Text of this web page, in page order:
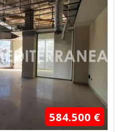
584.500 €